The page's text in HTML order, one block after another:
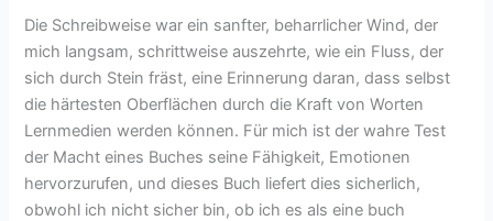
Die Schreibweise war ein sanfter, beharrlicher Wind, der
mich langsam, schrittweise auszehrte, wie ein Fluss, der
sich durch Stein fräst, eine Erinnerung daran, dass selbst
die härtesten Oberflächen durch die Kraft von Worten
Lernmedien werden können. Für mich ist der wahre Test
der Macht eines Buches seine Fähigkeit, Emotionen
hervorzurufen, und dieses Buch liefert dies sicherlich,
obwohl ich nicht sicher bin, ob ich es als eine buch